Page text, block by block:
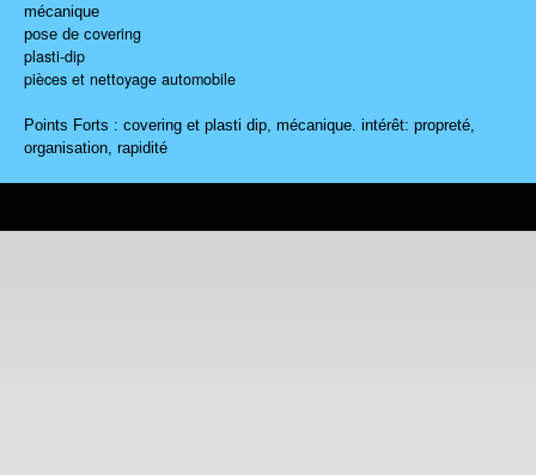
mécanique
pose de covering
plasti-dip
pièces et nettoyage automobile
Points Forts : covering et plasti dip, mécanique. intérêt: propreté,
organisation, rapidité